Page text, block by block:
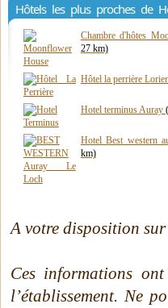
Hôtels les plus proches de
Chambre d'hôtes
27 km)
Hôtel la perrière
Hotel terminus Auray
Hotel Best western
km)
A votre disposition
Ces informations
l’établissement. Ne